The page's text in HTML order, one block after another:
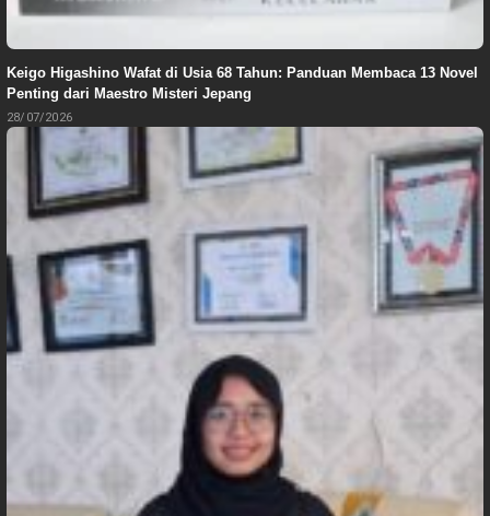
Keigo Higashino Wafat di Usia 68 Tahun: Panduan Membaca 13 Novel
Penting dari Maestro Misteri Jepang
28/07/2026